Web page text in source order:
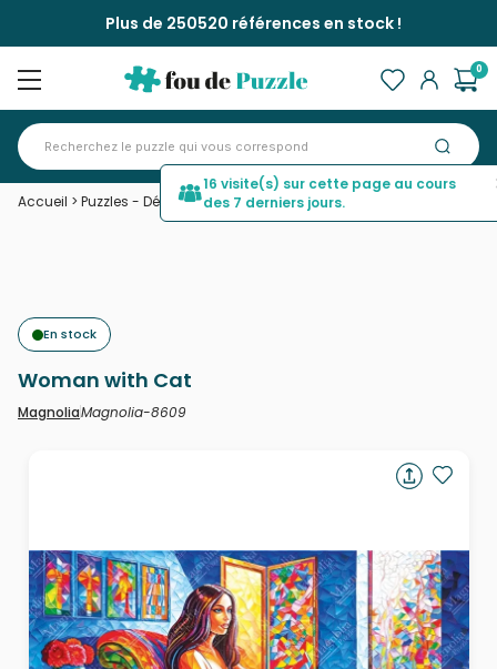
Plus de 250520 références en stock !
0
Accueil > Puzzles - Déco et Objets >Woman with Cat
En stock
Woman with Cat
MagnoliaMagnolia-8609
16 visite(s) sur cette page au cours
des 7 derniers jours.